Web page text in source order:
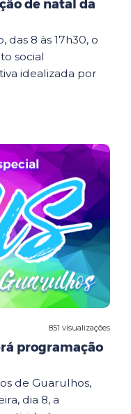
de natal da
8 às 17h30, o
social
idealizada por
851 visualizações
programação
de Guarulhos,
dia 8, a